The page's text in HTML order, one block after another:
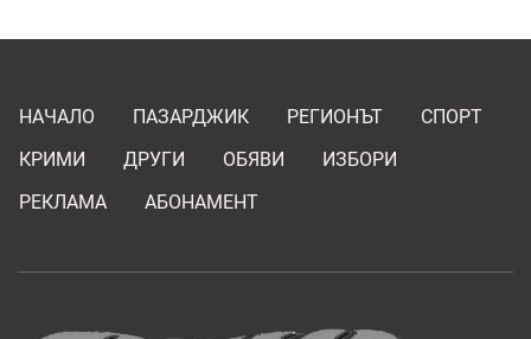
НАЧАЛО ПАЗАРДЖИК РЕГИОНЪТ
СПОРТ
КРИМИ
ДРУГИ ОБЯВИ
ИЗБОРИ
РЕКЛАМА
АБОНАМЕНТ